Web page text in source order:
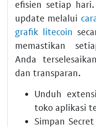
efisien setiap
update melalui
grafik litecoin
memastikan
Anda
dan transparan.
Unduh
toko aplikasi
Simpan